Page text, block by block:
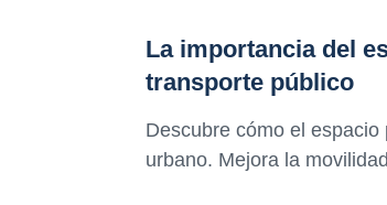
La importancia del
transporte público
Descubre cómo el
urbano. Mejora la